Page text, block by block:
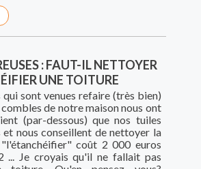
: FAUT-IL NETTOYER
UNE TOITURE
qui sont venues refaire (très bien)
de notre maison nous ont
(par-dessous) que nos tuiles
et nous conseillent de nettoyer la
coût 2 000 euros
... Je croyais qu'il ne fallait pas